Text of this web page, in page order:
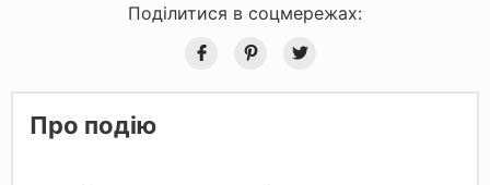
Поділитися в соцмережах:
Про подію